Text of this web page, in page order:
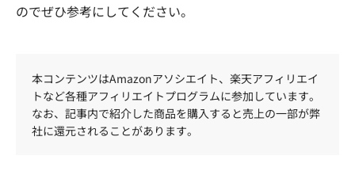
のでぜひ参考にしてください。
本コンテンツはAmazonアソシエイト、楽天アフィリエイ
トなど各種アフィリエイトプログラムに参加しています。
なお、記事内で紹介した商品を購入すると売上の一部が弊
社に還元されることがあります。